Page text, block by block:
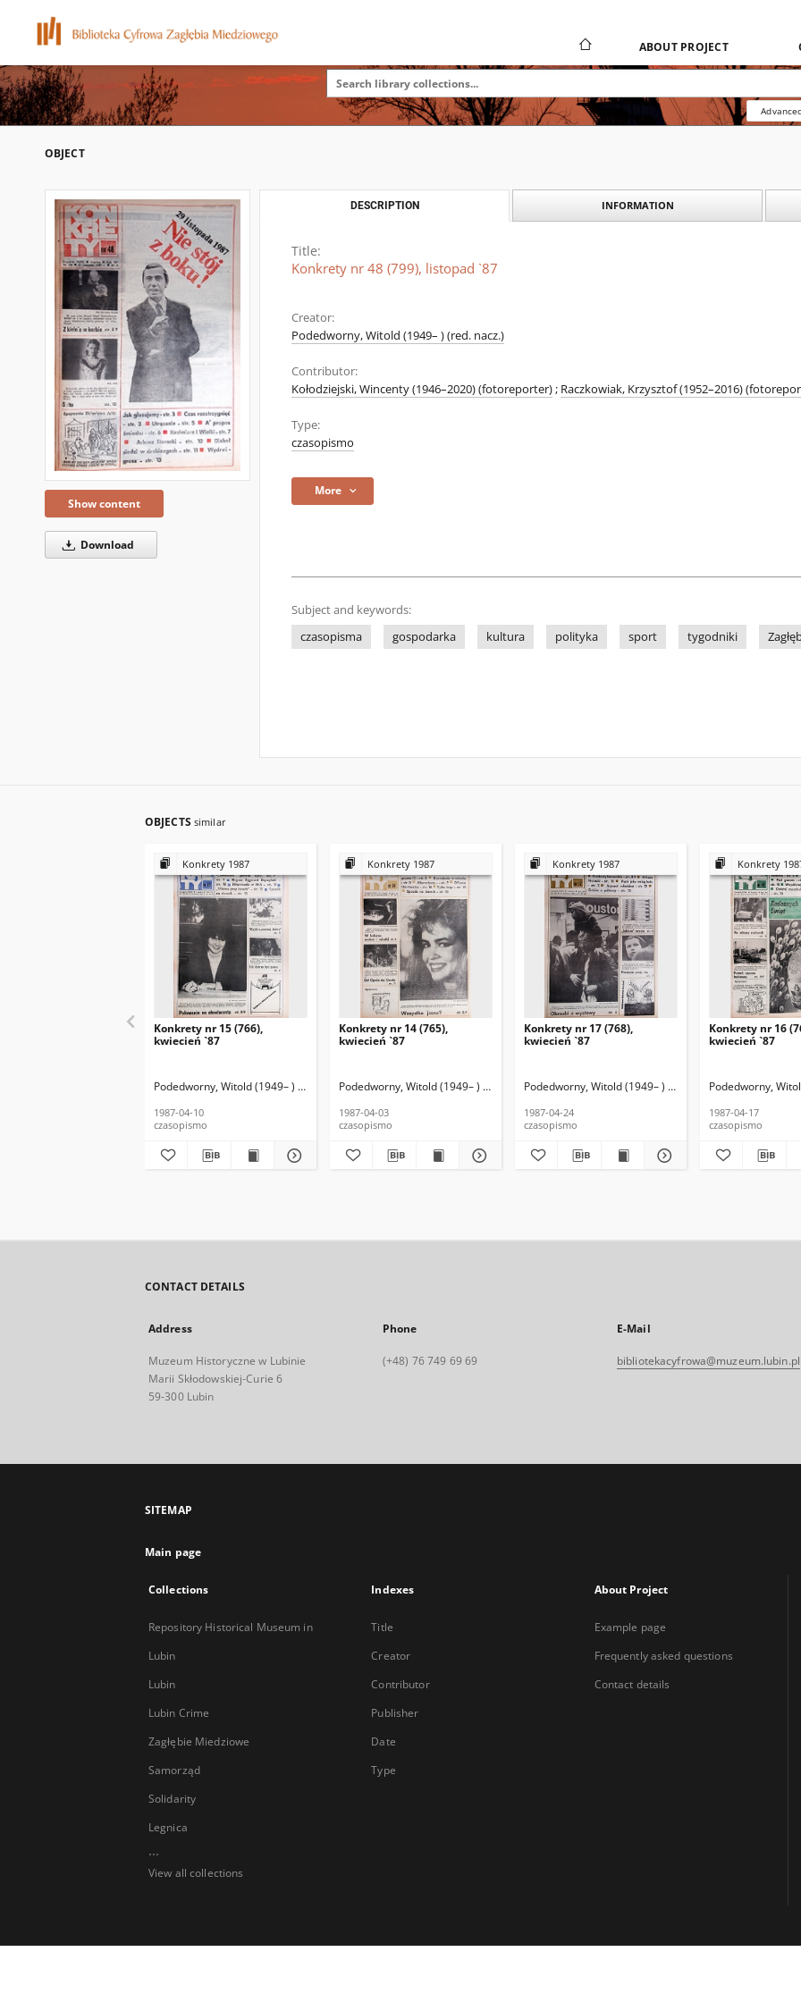
ABOUT PROJECT
OBJECT
Show content
Download
DESCRIPTION INFORMATION
Title:
Konkrety nr 48 (799), listopad `87
Creator:
Podedworny, Witold (1949– ) (red. nacz.)
Contributor:
Kołodziejski, Wincenty (1946–2020) (fotoreporter); Raczkowiak, Krzysztof (1952–2016)
Type:
czasopismo
More
Subject and keywords:
czasopisma
gospodarka kultura polityka sport tygodniki
OBJECTS similar
Konkrety 1987
Konkrety nr 15 (766),
kwiecień `87
Podedworny, Witold (1949– ) (red. nacz.) Kołodziejski, Wincenty (1946–2020) (fotoreporter)
1987-04-10
czasopismo
Konkrety 1987
Konkrety nr 14 (765),
kwiecień `87
Podedworny, Witold (1949– ) (red. nacz.) Kołodziejski, Wincenty (1946–2020) (fotoreporter)
1987-04-03
czasopismo
Konkrety 1987
Konkrety nr 17 (768),
kwiecień `87
Podedworny, Witold (1949– ) (red. nacz.) Kołodziejski,
1987-04-24
czasopismo
Konkrety
Konkrety nr 16
kwiecień `87
Podedworny,
1987-04-17
czasopismo
CONTACT DETAILS
Address
Muzeum Historyczne w Lubinie
Marii Skłodowskiej-Curie 6
59-300 Lubin
Phone
(+48) 76 749 69 69
E-Mail
bibliotekacyfrowa@muzeum.lubin.pl
SITEMAP
Main page
Collections
Repository Historical Museum in
Lubin
Lubin
Lubin Crime
Zagłębie Miedziowe
Samorząd
Solidarity
Legnica
...
View all collections
Indexes
Title
Creator
Contributor
Publisher
Date
Type
About Project
Example page
Frequently asked questions
Contact details